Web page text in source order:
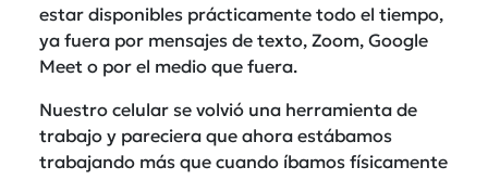
estar disponibles prácticamente todo el tiempo,
ya fuera por mensajes de texto, Zoom, Google
Meet o por el medio que fuera.
Nuestro celular se volvió una herramienta de
trabajo y pareciera que ahora estábamos
trabajando más que cuando íbamos físicamente